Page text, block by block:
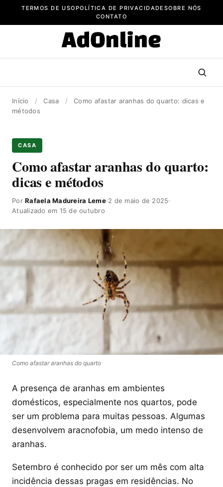
TERMOS DE USOPOLÍTICA DE PRIVACIDADE SOBRE NÓS
CONTATO
Início / Casa /
Como afastar aranhas do quarto: dicas e
métodos
CASA
Como afastar aranhas do quarto:
dicas e métodos
PorRafaela Madureira Leme·2 de maio de 2025·
Atualizado em 15 de outubro
Como afastar aranhas do quarto
A presença de aranhas em ambientes
domésticos, especialmente nos quartos, pode
ser um problema para muitas pessoas. Algumas
desenvolvem aracnofobia, um medo intenso de
aranhas.
Setembro é conhecido por ser um mês com alta
incidência dessas pragas em residências. No